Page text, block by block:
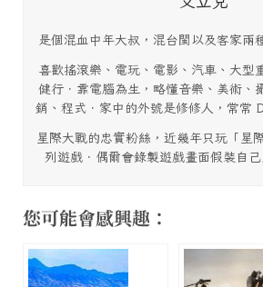
是個混血中年大叔，混台閩以及客家兩
喜歡搖滾樂、電玩、電影、汽車、大型
健行．靠電腦為生，略懂音樂、美術、
銷、程式．家中的外號是修修人，常常
星際大戰的忠實粉絲，近幾年只玩「星
列遊戲．偶爾會錄製遊戲畫面假裝自
您可能會感興趣：